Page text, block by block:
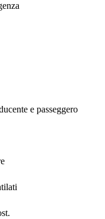
e passeggero